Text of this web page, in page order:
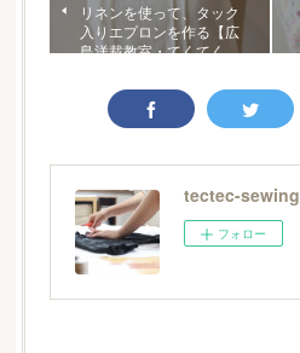
リネンを使って、タック
入りエプロンを作る【広
島洋裁教室・てくてく…
tectec-sewing
フォロー